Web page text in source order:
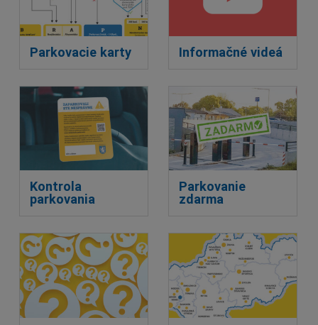
Parkovacie karty Informačné videá
Kontrola
parkovania
Parkovanie
zdarma